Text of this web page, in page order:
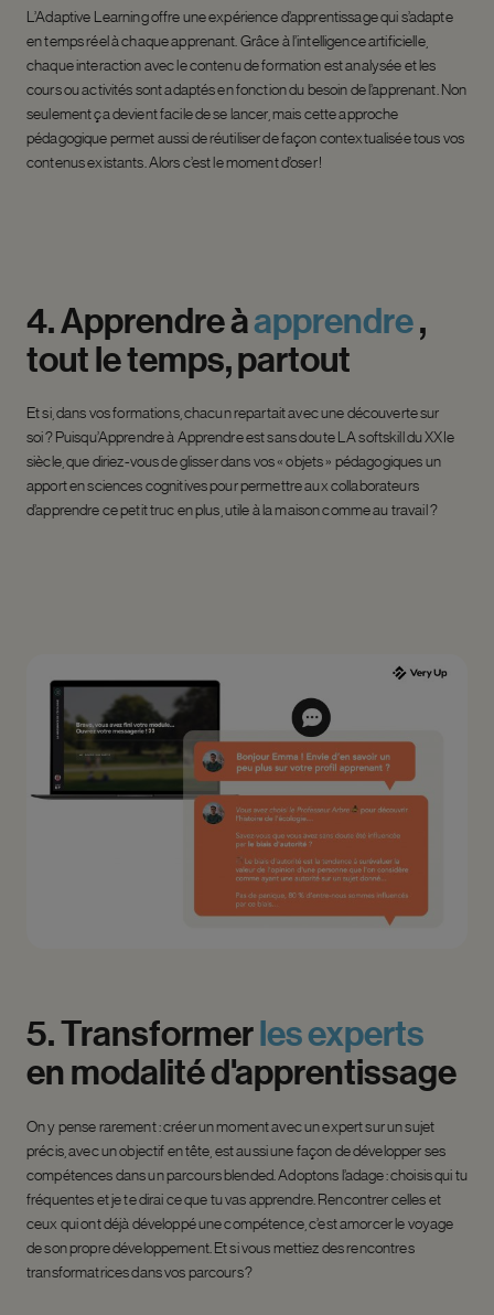
L’Adaptive Learning offre une expérience d’apprentissage qui s’adapte
en temps réel à chaque apprenant. Grâce à l’intelligence artificielle,
chaque interaction avec le contenu de formation est analysée et les
cours ou activités sont adaptés en fonction du besoin de l’apprenant. Non
seulement ça devient facile de se lancer, mais cette approche
pédagogique permet aussi de réutiliser de façon contextualisée tous vos
contenus existants. Alors c’est le moment d’oser !
4.Apprendreàapprendre,
toutletemps,partout
Et si, dans vos formations, chacun repartait avec une découverte sur
soi ? Puisqu’Apprendre à Apprendre est sans doute LAsoftskilldu XXIe
siècle, que diriez-vous de glisser dans vos « objets » pédagogiques un
apport en sciences cognitives pour permettre aux collaborateurs
d’apprendre ce petit truc en plus, utile à la maison comme au travail ?
5.Transformerlesexperts
enmodalitéd'apprentissage
On y pense rarement : créer un moment avec un expert sur un sujet
précis, avec un objectif en tête, est aussi une façon de développer ses
compétences dans un parcoursblended . Adoptons l’adage : choisis qui tu
fréquentes et je te dirai ce que tu vas apprendre. Rencontrer celles et
ceux qui ont déjà développé une compétence, c’est amorcer le voyage
de son propre développement. Et si vous mettiez des rencontres
transformatrices dans vos parcours ?